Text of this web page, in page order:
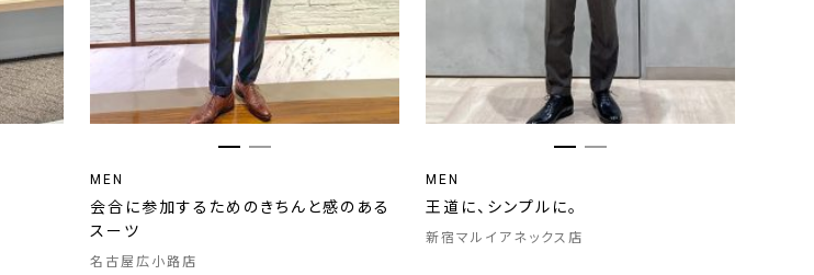
MEN
会合に参加するためのきちんと感のある
スーツ
名古屋広小路店
MEN
王道に、シンプルに。
新宿マルイアネックス店